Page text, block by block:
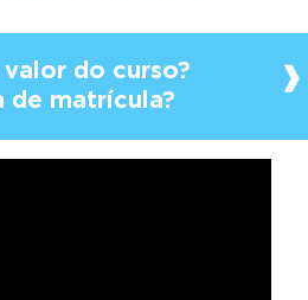
do curso?
de matrícula?